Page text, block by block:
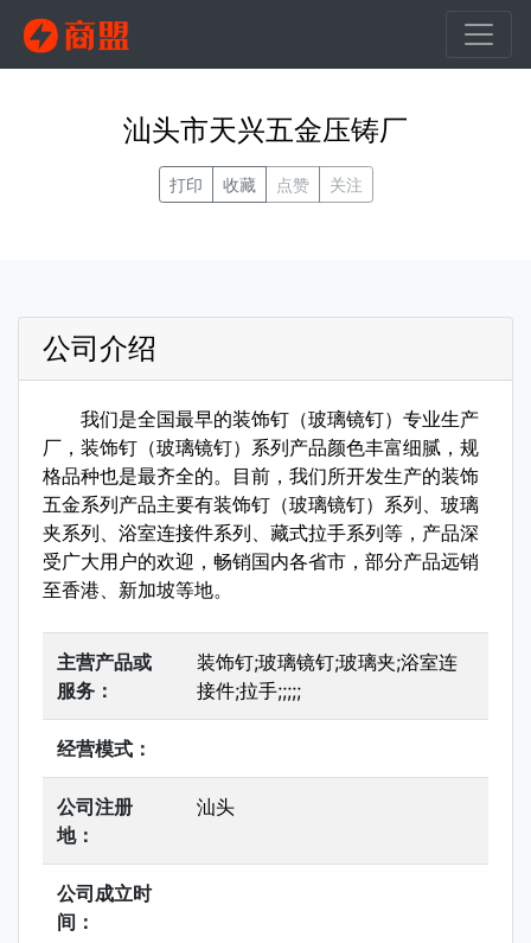
汕头市天兴五金压铸厂
打印 收藏 点赞 关注
公司介绍
我们是全国最早的装饰钉（玻璃镜钉）专业生产
厂，装饰钉（玻璃镜钉）系列产品颜色丰富细腻，规
格品种也是最齐全的。目前，我们所开发生产的装饰
五金系列产品主要有装饰钉（玻璃镜钉）系列、玻璃
夹系列、浴室连接件系列、藏式拉手系列等，产品深
受广大用户的欢迎，畅销国内各省市，部分产品远销
至香港、新加坡等地。
主营产品或
服务：
装饰钉;玻璃镜钉;玻璃夹;浴室连
接件;拉手;;;;;
经营模式：
公司注册
地：
汕头
公司成立时
间：